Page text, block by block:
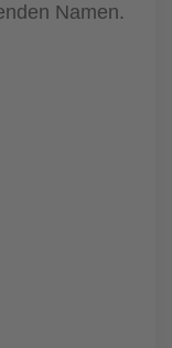
Namen.